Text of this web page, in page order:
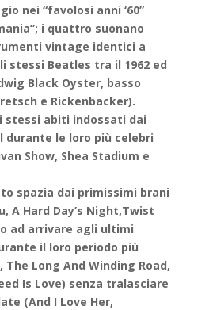
nei “favolosi anni ‘60”
i quattro suonano
vintage identici a
stessi Beatles tra il 1962 ed
Black Oyster, basso
e Rickenbacker).
stessi abiti indossati dai
durante le loro più celebri
Show, Shea Stadium e
spazia dai primissimi brani
A Hard Day’s Night,Twist
ad arrivare agli ultimi
il loro periodo più
The Long And Winding Road,
Is Love) senza tralasciare
(And I Love Her,